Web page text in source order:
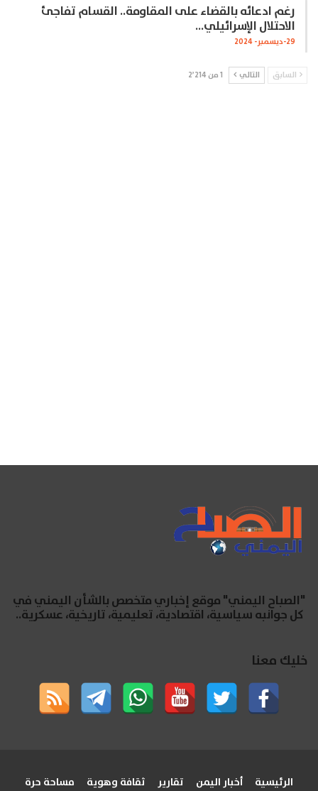
رغم ادعائه بالقضاء على المقاومة.. القسام تفاجئ
الاحتلال الإسرائيلي…
29-ديسمبر- 2024
السابق التالي 1 من 2٬214
"الصباح اليمني" موقع إخباري متخصص بالشأن اليمني في
كل جوانبه سياسية، اقتصادية، تعليمية، تاريخية، عسكرية..
خليك معنا
الرئيسية أخبار اليمن تقارير ثقافة وهوية مساحة حرة